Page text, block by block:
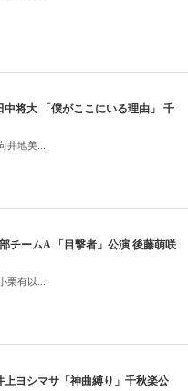
中将大 「僕がここにいる理由」 千
井地美...
チームA 「目撃者」公演 後藤萌咲
栗有以...
上ヨシマサ「神曲縛り」千秋楽公